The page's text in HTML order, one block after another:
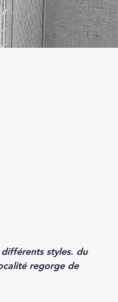
styles. du
regorge de